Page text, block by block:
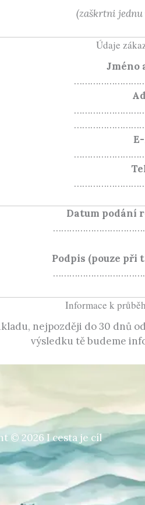
(zaškrtni jednu
Údaje
Jméno
Datum podání
Podpis (pouze při
Informace k
nejpozději do 30 dnů
výsledku tě budeme
© 2026 I cesta je cíl